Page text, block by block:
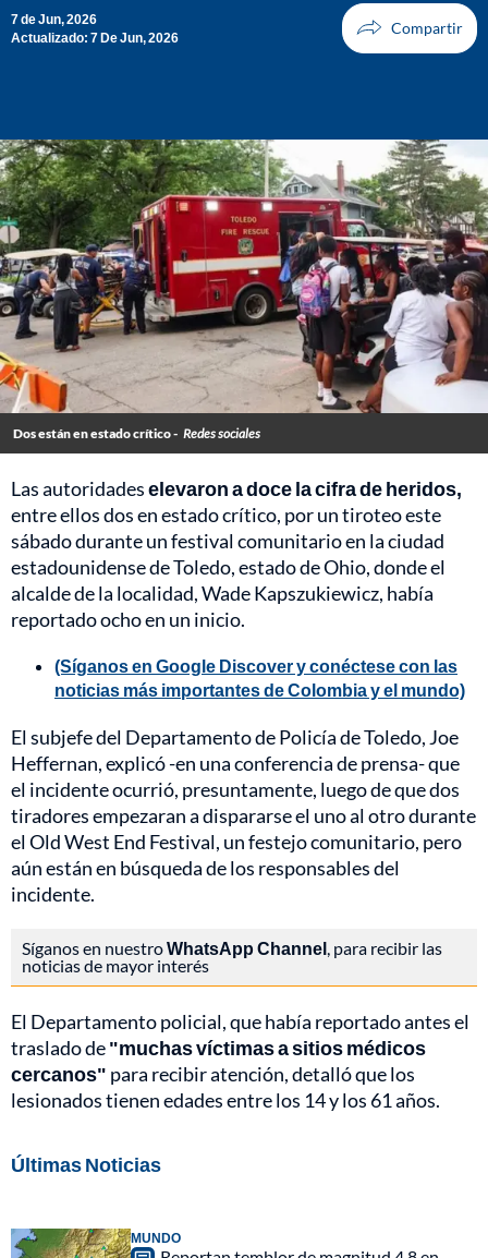
7 de Jun, 2026
Actualizado: 7 De Jun, 2026
Dos están en estado crítico - Redes sociales
Las autoridadeselevaron a doce la cifra de heridos,
entre ellos dos en estado crítico, por un tiroteo este
sábado durante un festival comunitario en la ciudad
estadounidense de Toledo, estado de Ohio, donde el
alcalde de la localidad, Wade Kapszukiewicz, había
reportado ocho en un inicio.
(Síganos en Google Discover y conéctese con las
noticias más importantes de Colombia y el mundo)
El subjefe del Departamento de Policía de Toledo, Joe
Heffernan, explicó -en una conferencia de prensa- que
el incidente ocurrió, presuntamente, luego de que dos
tiradores empezaran a dispararse el uno al otro durante
el Old West End Festival, un festejo comunitario, pero
aún están en búsqueda de los responsables del
incidente.
Síganos en nuestroWhatsApp Channel, para recibir las
noticias de mayor interés
El Departamento policial, que había reportado antes el
traslado de"muchas víctimas a sitios médicos
cercanos" para recibir atención, detalló que los
lesionados tienen edades entre los 14 y los 61 años.
Últimas Noticias
MUNDO